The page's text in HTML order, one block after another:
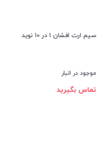
کابلشو مسی سایز 16
موجود در انبار
49,600 تومان